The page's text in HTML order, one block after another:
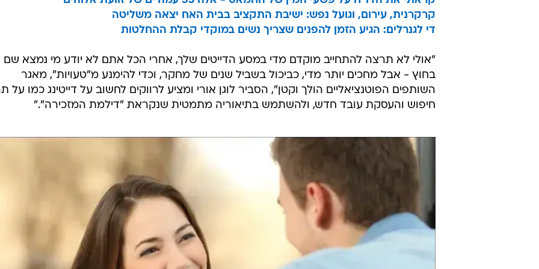
קרקרנית, עירום, וגועל נפש: ישיבת התקציב בבית האח יצאה משליטה
די לגנרלים: הגיע הזמן להפנים שצריך נשים במוקדי קבלת ההחלטות
"אולי לא תרצה להתחייב מוקדם מדי במסע הדייטים שלך, אחרי הכל אתם לא יודע מי נמצא שם
בחוץ - אבל מחכים יותר מדי, כביכול בשביל שנים של מחקר, וכדי להימנע מ"טעויות", מאגר
השותפים הפוטנציאליים הולך וקטן", הסביר לוגן אורי ומציע לרווקים לחשוב על דייטינג כמו על
חיפוש והעסקת עובד חדש, ולהשתמש בתיאוריה מתמטית שנקראת "דילמת המזכירה"."